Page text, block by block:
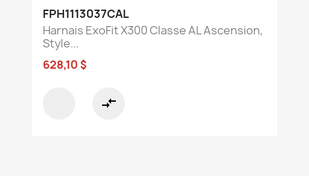
FPH1113037CAL
Harnais ExoFit X300 Classe AL Ascension,
Style...
628,10 $
compare_arrows